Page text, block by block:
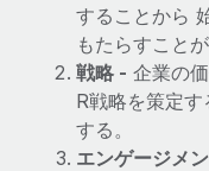
することから
もたらすこと
戦略 - 企業の
R戦略を策定
する。
エンゲージメ